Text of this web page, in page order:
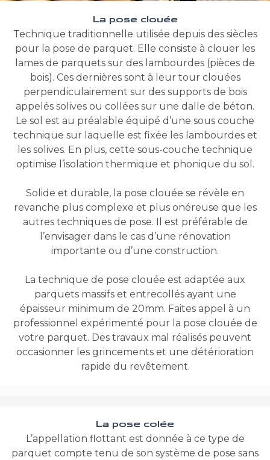
La pose clouée
Technique traditionnelle utilisée depuis des siècles
pour la pose de parquet. Elle consiste à clouer les
lames de parquets sur des lambourdes (pièces de
bois). Ces dernières sont à leur tour clouées
perpendiculairement sur des supports de bois
appelés solives ou collées sur une dalle de béton.
Le sol est au préalable équipé d’une sous couche
technique sur laquelle est fixée les lambourdes et
les solives. En plus, cette sous-couche technique
optimise l’isolation thermique et phonique du sol.
Solide et durable, la pose clouée se révèle en
revanche plus complexe et plus onéreuse que les
autres techniques de pose. Il est préférable de
l’envisager dans le cas d’une rénovation
importante ou d’une construction.
La technique de pose clouée est adaptée aux
parquets massifs et entrecollés ayant une
épaisseur minimum de 20mm. Faites appel à un
professionnel expérimenté pour la pose clouée de
votre parquet. Des travaux mal réalisés peuvent
occasionner les grincements et une détérioration
rapide du revêtement.
La pose colée
L’appellation flottant est donnée à ce type de
parquet compte tenu de son système de pose sans